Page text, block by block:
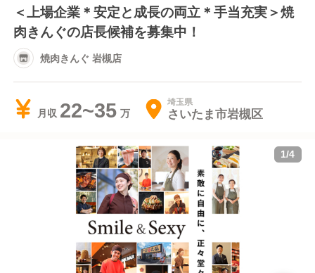
＜上場企業＊安定と成長の両立＊手当充実＞焼
肉きんぐの店長候補を募集中！
焼肉きんぐ 岩槻店
月収 22~35 埼玉県
さいたま市岩槻区
1/4